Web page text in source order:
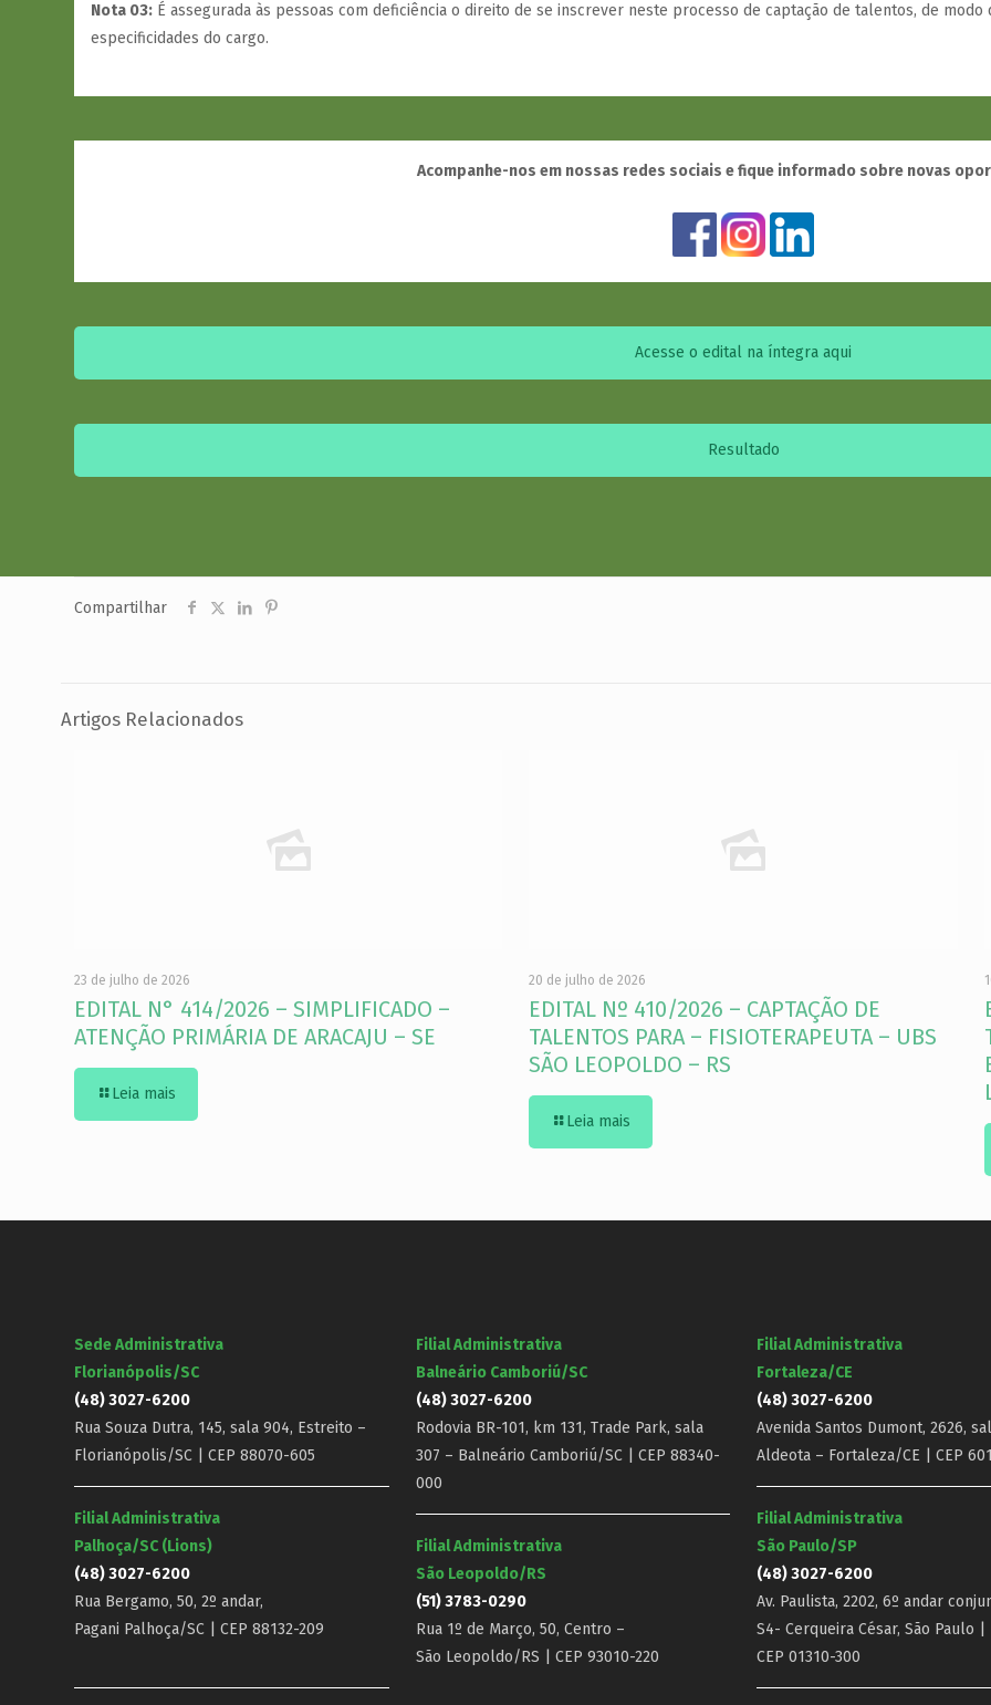
Nota 03: É assegurada às pessoas com deficiência o direito de se inscrever neste processo de captação de talentos, de
especificidades do cargo.
Acompanhe-nos em nossas redes sociais e fique informado sobre novas
Acesse o edital na íntegra aqui
Resultado
Compartilhar
Artigos Relacionados
23 de julho de 2026
EDITAL N° 414/2026 – SIMPLIFICADO –
ATENÇÃO PRIMÁRIA DE ARACAJU – SE
Leia mais
20 de julho de 2026
EDITAL Nº 410/2026 – CAPTAÇÃO DE
TALENTOS PARA – FISIOTERAPEUTA – UBS
SÃO LEOPOLDO – RS
Leia mais
Sede Administrativa
Florianópolis/SC
(48) 3027-6200
Rua Souza Dutra, 145, sala 904, Estreito –
Florianópolis/SC | CEP 88070-605
Filial Administrativa
Palhoça/SC (Lions)
(48) 3027-6200
Rua Bergamo, 50, 2º andar,
Pagani Palhoça/SC | CEP 88132-209
Filial Administrativa
Balneário Camboriú/SC
(48) 3027-6200
Rodovia BR-101, km 131, Trade Park, sala
307 – Balneário Camboriú/SC | CEP 88340-
000
Filial Administrativa
São Leopoldo/RS
(51) 3783-0290
Rua 1º de Março, 50, Centro –
São Leopoldo/RS | CEP 93010-220
Filial Administrativa
Fortaleza/CE
(48) 3027-6200
Avenida Santos Dumont, 2626,
Aldeota – Fortaleza/CE | CEP
Filial Administrativa
São Paulo/SP
(48) 3027-6200
Av. Paulista, 2202, 6º andar
S4- Cerqueira César, São Paulo |
CEP 01310-300